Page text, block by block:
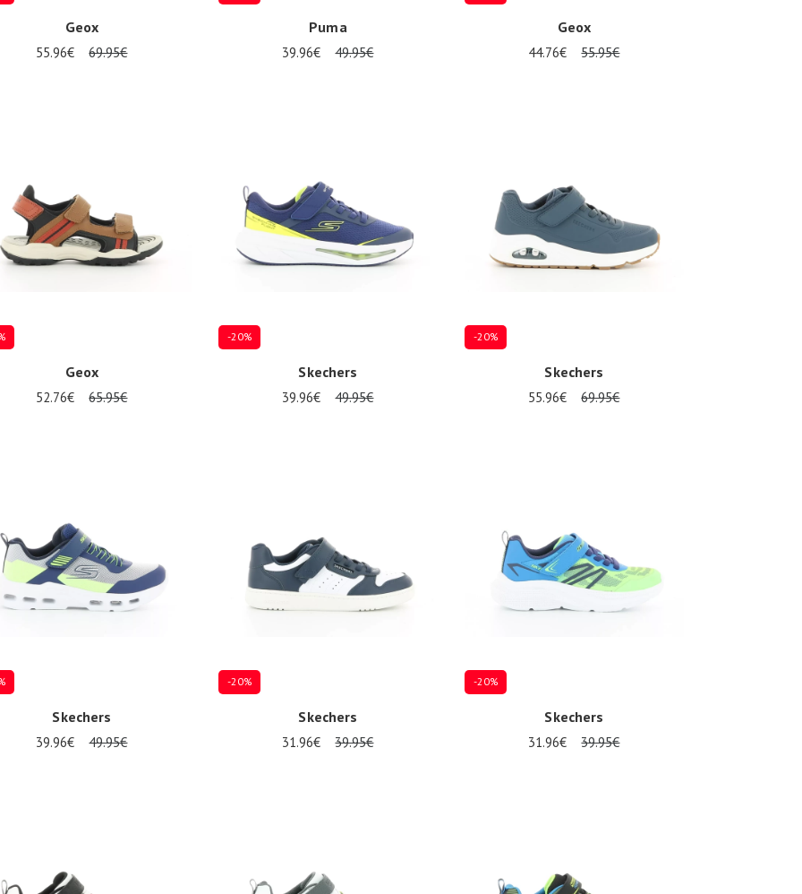
Geox
55.96€ 69.95€
Puma
39.96€ 49.95€
Geox
44.76€ 55.95€
Geox
52.76€ 65.95€
-20%
Skechers
39.96€ 49.95€
-20%
Skechers
55.96€ 69.95€
Skechers
39.96€ 49.95€
-20%
Skechers
31.96€ 39.95€
-20%
Skechers
31.96€ 39.95€